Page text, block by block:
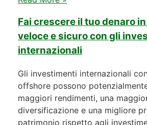
Fai crescere il tuo denaro
veloce e sicuro con gli
internazionali
Gli investimenti internazionali
offshore possono
maggiori rendimenti, una
diversificazione e una migliore
patrimonio rispetto agli